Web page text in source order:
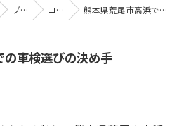
ブログ コラム 熊本県荒尾市高浜での車検選びの決め手
車検選びの決め手